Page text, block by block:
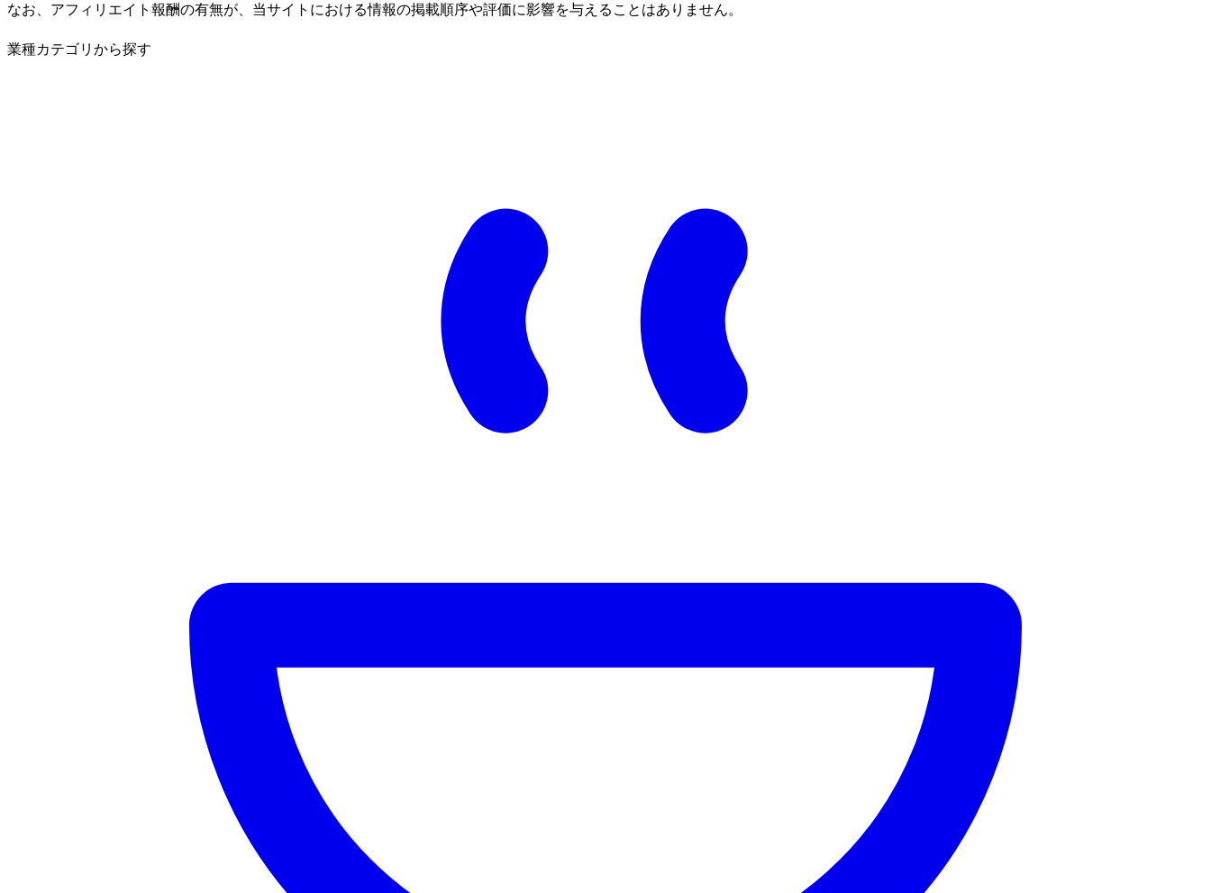
なお、アフィリエイト報酬の有無が、当サイトにおける情報の掲載順序や評価に影響を与えることはありません。
業種カテゴリから探す